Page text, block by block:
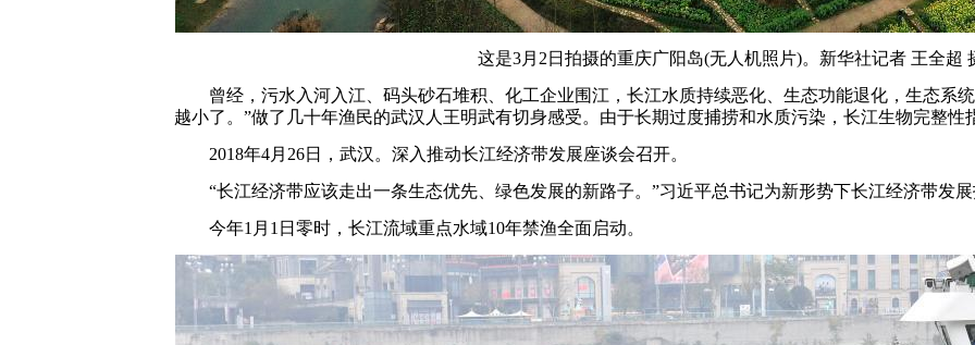
这是3月2日拍摄的重庆广阳岛(无人机照片)。新华社记者 王全超
曾经，污水入河入江、码头砂石堆积、化工企业围江，长江水质持续恶化、生态功能退化，生态系
越小了。”做了几十年渔民的武汉人王明武有切身感受。由于长期过度捕捞和水质污染，长江生物完整性
2018年4月26日，武汉。深入推动长江经济带发展座谈会召开。
“长江经济带应该走出一条生态优先、绿色发展的新路子。”习近平总书记为新形势下长江经济带发
今年1月1日零时，长江流域重点水域10年禁渔全面启动。